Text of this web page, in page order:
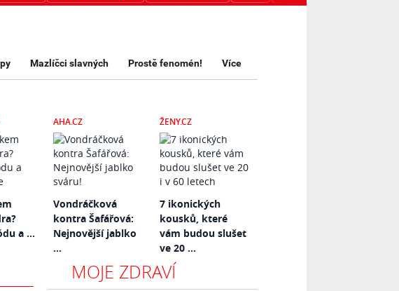
Mazlíčci slavných Prostě fenomén! Více
a ...
AHA.CZ
Vondráčková
kontra Šafářová:
Nejnovější jablko
...
ŽENY.CZ
7 ikonických
kousků, které
vám budou slušet
ve 20 ...
MOJE ZDRAVÍ